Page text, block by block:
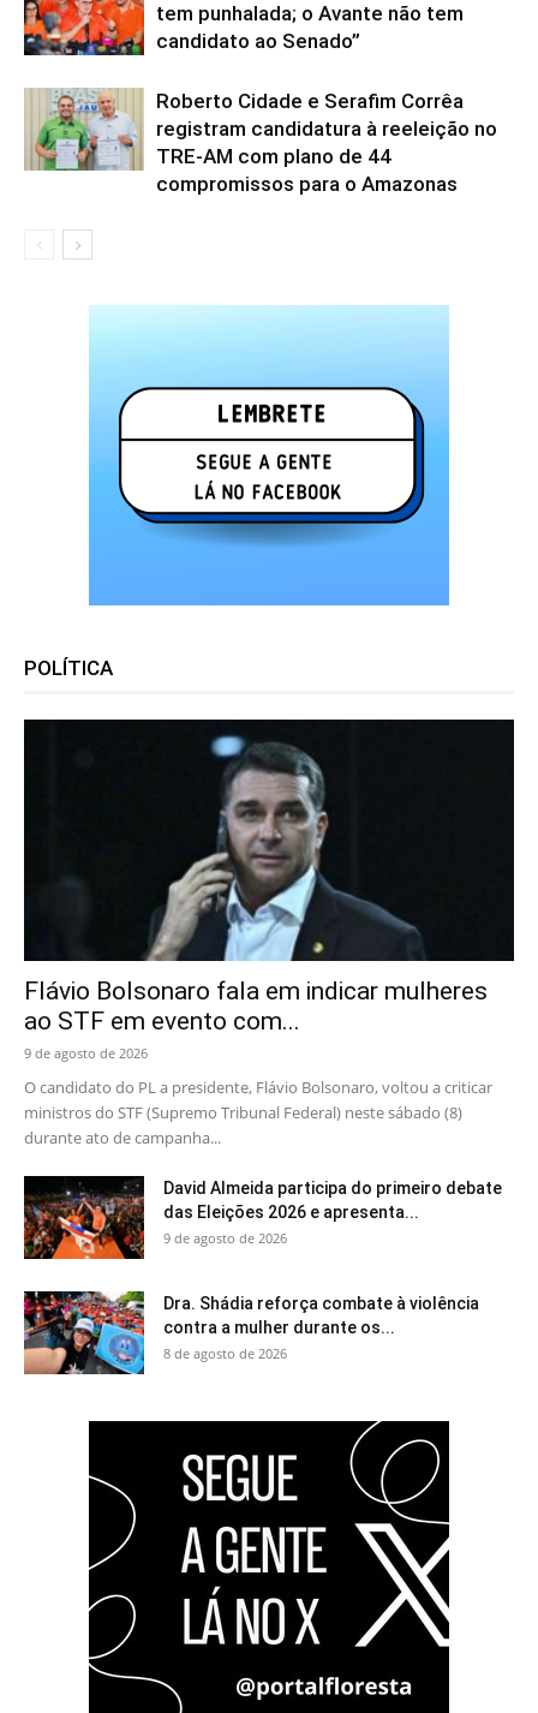
tem punhalada; o Avante não tem
candidato ao Senado”
Roberto Cidade e Serafim Corrêa
registram candidatura à reeleição no
TRE-AM com plano de 44
compromissos para o Amazonas
POLÍTICA
Flávio Bolsonaro fala em indicar mulheres
ao STF em evento com...
9 de agosto de 2026
O candidato do PL a presidente, Flávio Bolsonaro, voltou a criticar
ministros do STF (Supremo Tribunal Federal) neste sábado (8)
durante ato de campanha...
David Almeida participa do primeiro debate
das Eleições 2026 e apresenta...
9 de agosto de 2026
Dra. Shádia reforça combate à violência
contra a mulher durante os...
8 de agosto de 2026